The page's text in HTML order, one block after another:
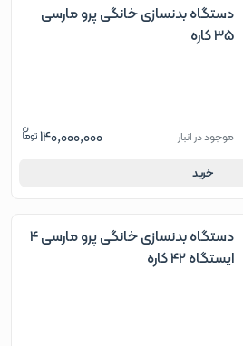
دستگاه بدنسازی خانگی پرو مارسی
35 کاره
موجود در انبار 140,000,000
خرید
دستگاه بدنسازی خانگی پرو مارسی 4
ایستگاه 42 کاره